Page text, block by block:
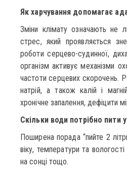
Як харчування допомагає
Зміни клімату означають не
стрес, який проявляється
роботи серцево-судинної,
організм активує механізми
частоти серцевих скорочень.
натрій, а також калій і
хронічне запалення, дефіцити
Скільки води потрібно пити
Поширена порада “пийте 2
віку, температури та
на сонці тощо.